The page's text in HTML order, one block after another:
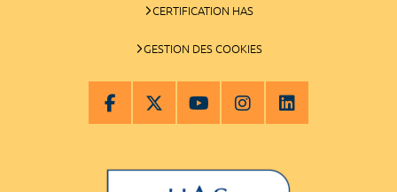
CERTIFICATION HAS
GESTION DES COOKIES